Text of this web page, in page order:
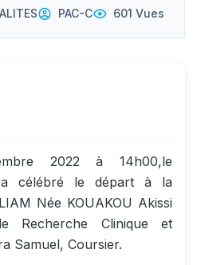
PAC-C 601 Vues
2022 à 14h00,le
a célébré le départ à la
Née KOUAKOU Akissi
Recherche Clinique et
Samuel, Coursier.